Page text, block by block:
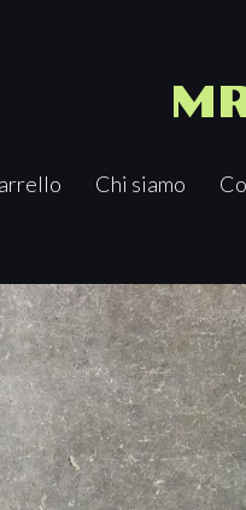
Chi siamo